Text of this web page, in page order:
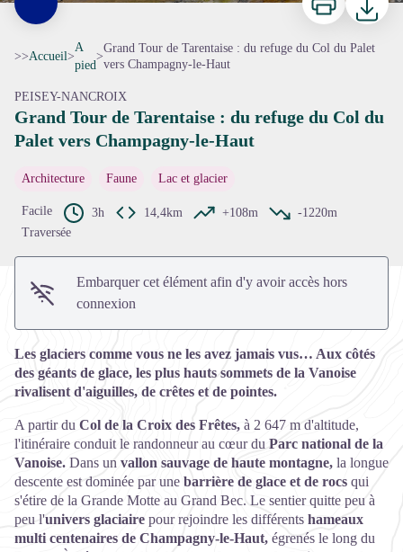
Voir l'image en plein écran
>>Accueil>
A
pied
>
Grand Tour de Tarentaise : du refuge du Col du Palet
vers Champagny-le-Haut
PEISEY-NANCROIX
Grand Tour de Tarentaise : du refuge du Col du
Palet vers Champagny-le-Haut
Architecture Faune Lac et glacier
Facile 3h 14,4km +108m
-1220m
Traversée
Embarquer cet élément afin d'y avoir accès hors
connexion
Les glaciers comme vous ne les avez jamais vus… Aux côtés
des géants de glace, les plus hauts sommets de la Vanoise
rivalisent d'aiguilles, de crêtes et de pointes.
A partir du Col de la Croix des Frêtes, à 2 647 m d'altitude,
l'itinéraire conduit le randonneur au cœur du Parc national de la
Vanoise. Dans un vallon sauvage de haute montagne, la longue
descente est dominée par une barrière de glace et de rocs qui
s'étire de la Grande Motte au Grand Bec. Le sentier quitte peu à
peu l'univers glaciaire pour rejoindre les différents hameaux
multi centenaires de Champagny-le-Haut, égrenés le long du